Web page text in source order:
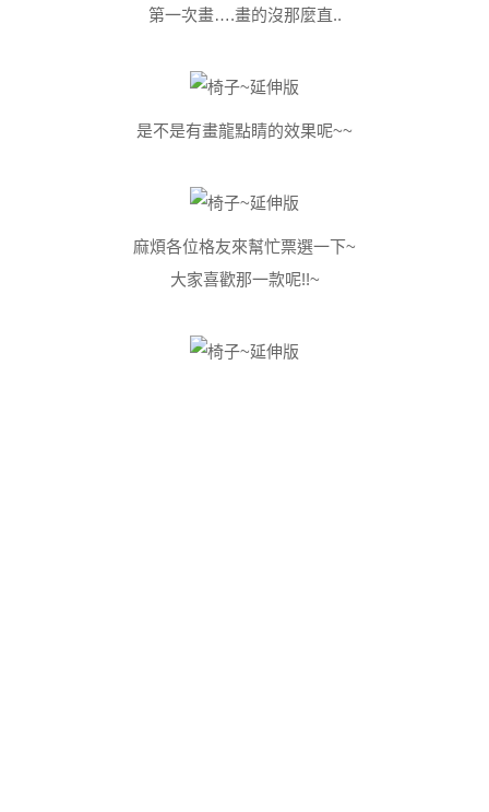
第一次畫….畫的沒那麼直..
是不是有畫龍點睛的效果呢~~
麻煩各位格友來幫忙票選一下~
大家喜歡那一款呢!!~